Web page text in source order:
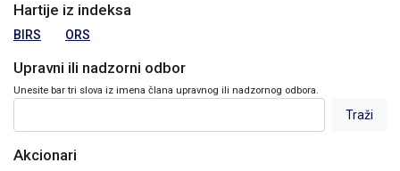
Hartije iz indeksa
BIRS ORS
Upravni ili nadzorni odbor
Unesite bar tri slova iz imena člana upravnog ili nadzornog odbora.
Akcionari